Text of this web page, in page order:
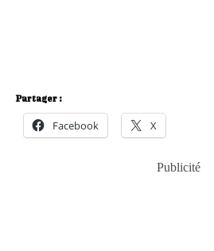
Partager :
Facebook X
Publicité